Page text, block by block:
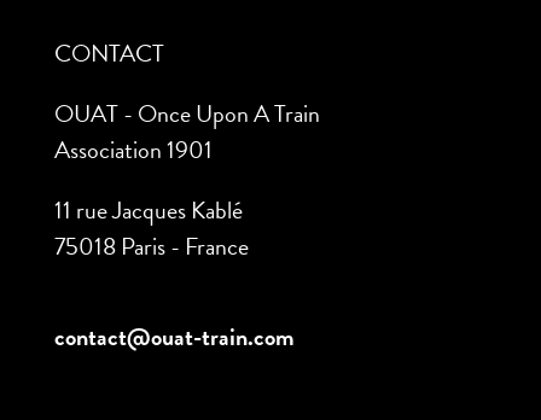
CONTACT
OUAT - Once Upon A Train
Association 1901
11 rue Jacques Kablé
75018 Paris - France
contact@ouat-train.com